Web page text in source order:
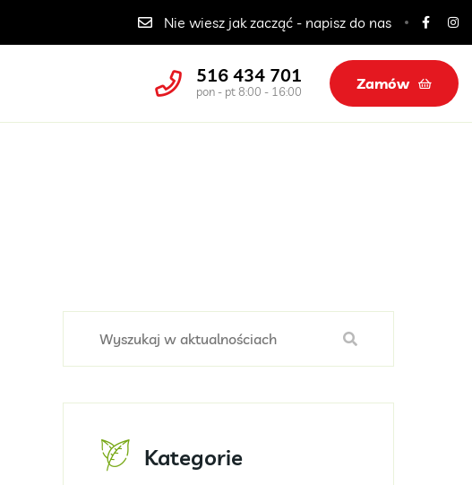
Catering dla szkół, przedszkoli i żłobków
Nie wiesz jak zacząć - napisz do nas
516 434 701
pon - pt 8:00 - 16:00 Zamów
Kategorie